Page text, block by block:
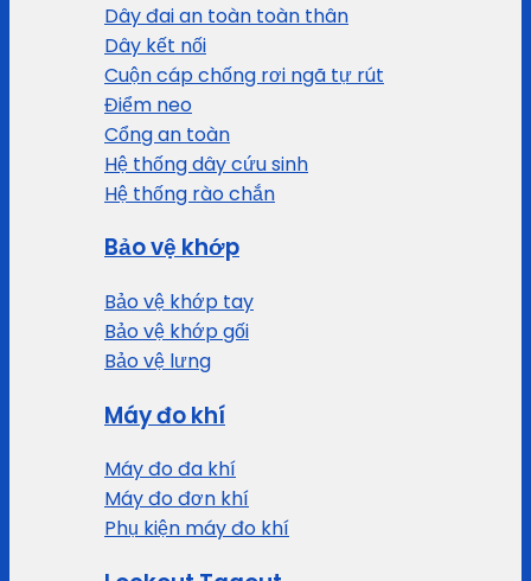
Dây đai an toàn toàn thân
Dây kết nối
Cuộn cáp chống rơi ngã tự rút
Điểm neo
Cổng an toàn
Hệ thống dây cứu sinh
Hệ thống rào chắn
Bảo vệ khớp
Bảo vệ khớp tay
Bảo vệ khớp gối
Bảo vệ lưng
Máy đo khí
Máy đo đa khí
Máy đo đơn khí
Phụ kiện máy đo khí